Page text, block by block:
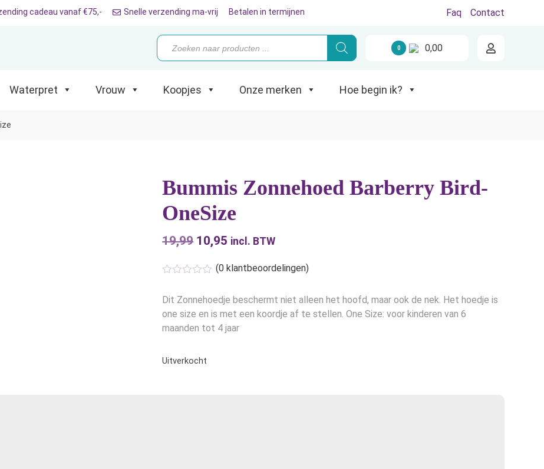
Koopjes Onze merken Hoe begin ik?
cadeau vanaf €75,- Snelle verzending ma-vrij Betalen in termijnen Faq Contact
Producten
zoeken
0 0,00
Waterpret Vrouw Koopjes Onze merken Hoe begin ik?
Bummis Zonnehoed Barberry Bird-
OneSize
19,99 Oorspronkelijke
was:
€19,99.
10,95 Huidige
€10,95.
incl. BTW
(0klantbeoordelingen)
Dit Zonnehoedje beschermt niet alleen het hoofd, maar ook de nek. Het hoedje is
one size en is met een koordje af te stellen. One Size: voor kinderen van 6
maanden tot 4 jaar
Uitverkocht